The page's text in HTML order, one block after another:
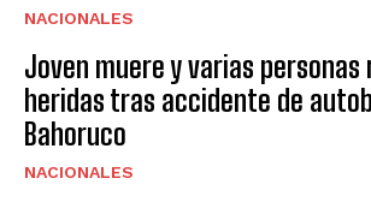
NACIONALES
Joven muere y varias
heridas tras accidente de
Bahoruco
NACIONALES